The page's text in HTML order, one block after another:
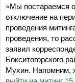
«Мы постараемся
отключение на
проведения
проведения, то
заявил
Бокситогорского
Мухин. Напомним,